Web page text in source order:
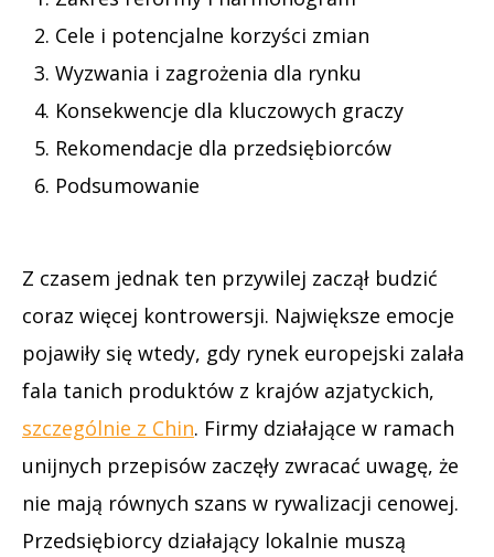
Cele i potencjalne korzyści zmian
Wyzwania i zagrożenia dla rynku
Konsekwencje dla kluczowych graczy
Rekomendacje dla przedsiębiorców
Podsumowanie
Z czasem jednak ten przywilej zaczął budzić
coraz więcej kontrowersji. Największe emocje
pojawiły się wtedy, gdy rynek europejski zalała
fala tanich produktów z krajów azjatyckich,
szczególnie z Chin. Firmy działające w ramach
unijnych przepisów zaczęły zwracać uwagę, że
nie mają równych szans w rywalizacji cenowej.
Przedsiębiorcy działający lokalnie muszą